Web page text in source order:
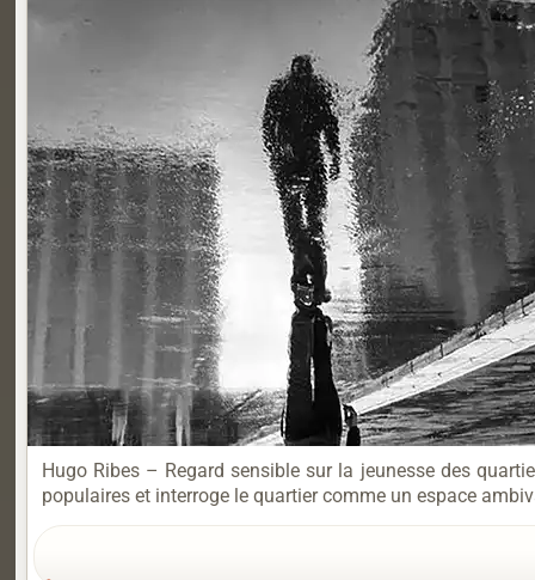
Hugo Ribes – Regard sensible sur la jeunesse des
populaires et interroge le quartier comme un espace